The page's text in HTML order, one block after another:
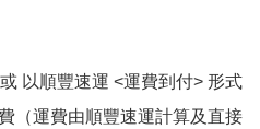
以順豐速運 <運費到付> 形式
（運費由順豐速運計算及直接